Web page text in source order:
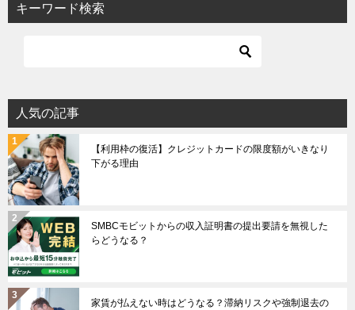
キーワード検索
人気の記事
【利用枠の復活】クレジットカードの限度額がいきなり
下がる理由
SMBCモビットからの収入証明書の提出要請を無視した
らどうなる？
家賃が払えない時はどうなる？滞納リスクや強制退去の